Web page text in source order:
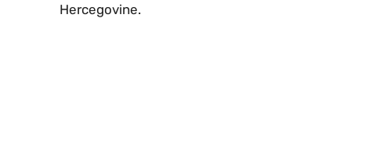
Hercegovine.